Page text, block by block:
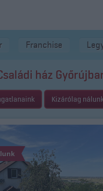
Franchise
ház
Kizárólag